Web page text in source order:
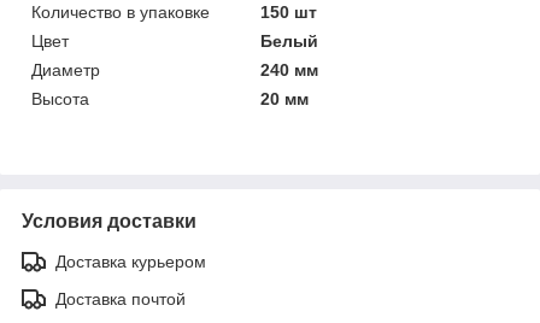
Количество в упаковке
150 шт
Цвет
Белый
Диаметр
240 мм
Высота
20 мм
Условия доставки
Доставка курьером
Доставка почтой